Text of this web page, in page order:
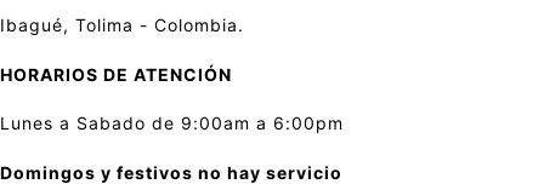
Ibagué, Tolima - Colombia.
HORARIOS DE ATENCIÓN
Lunes a Sabado de 9:00am a 6:00pm
Domingos y festivos no hay servicio